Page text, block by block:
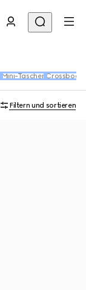
Mini-Taschen
Filtern und sortieren